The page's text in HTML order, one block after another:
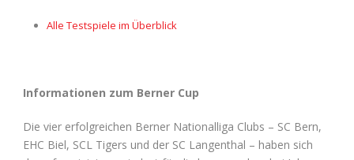
Alle Testspiele im Überblick
Informationen zum Berner Cup
Die vier erfolgreichen Berner Nationalliga Clubs – SC Bern,
EHC Biel, SCL Tigers und der SC Langenthal – haben sich